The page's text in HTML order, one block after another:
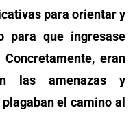
para orientar y
para que ingresase
eran
las amenazas y
el camino al